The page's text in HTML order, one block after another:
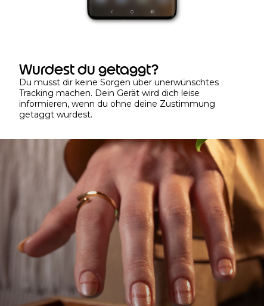
Wurdest du getaggt?
Du musst dir keine Sorgen über unerwünschtes
Tracking machen. Dein Gerät wird dich leise
informieren, wenn du ohne deine Zustimmung
getaggt wurdest.